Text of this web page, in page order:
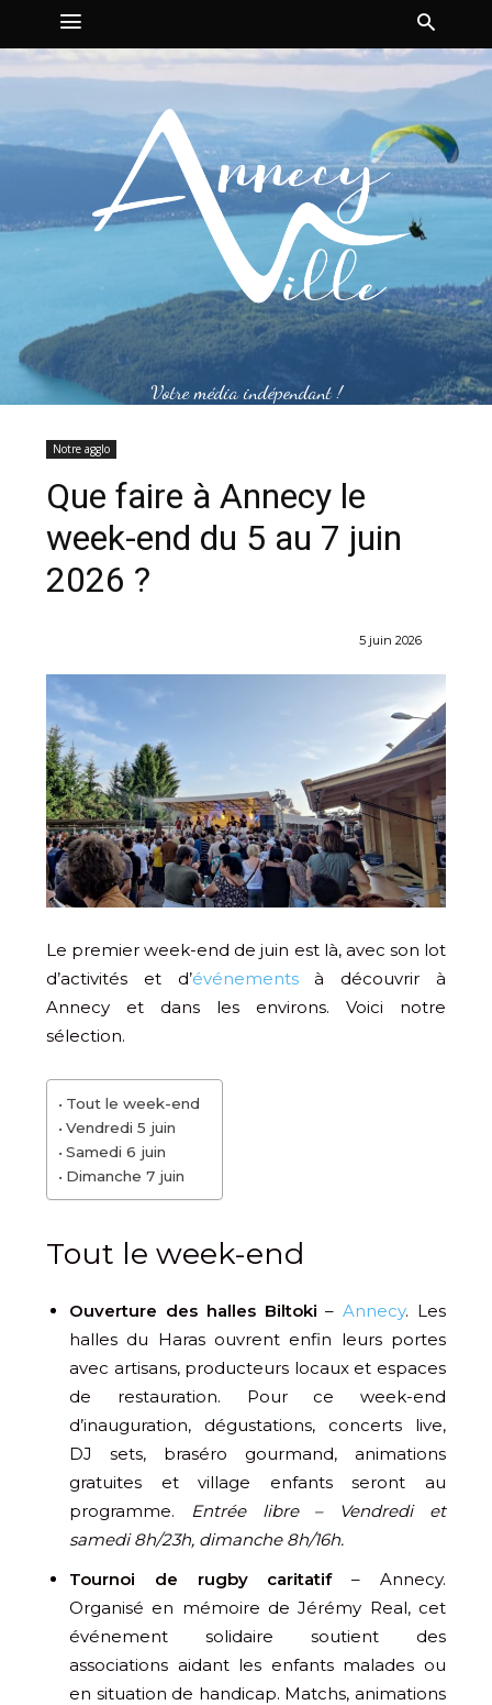
Votre média indépendant !
Notre agglo
Que faire à Annecy le
week-end du 5 au 7 juin
2026 ?
5 juin 2026
Le premier week-end de juin est là, avec son lot
d’activités et d’événementsà découvrir à
Annecy et dans les environs. Voici notre
sélection.
Tout le week-end
Vendredi 5 juin
Samedi 6 juin
Dimanche 7 juin
Tout le week-end
Ouverture des halles Biltoki –Annecy. Les
halles du Haras ouvrent enfin leurs portes
avec artisans, producteurs locaux et espaces
de restauration. Pour ce week-end
d’inauguration, dégustations, concerts live,
DJ sets, braséro gourmand, animations
gratuites et village enfants seront au
programme. Entrée libre – Vendredi et
samedi 8h/23h, dimanche 8h/16h.
Tournoi de rugby caritatif– Annecy.
Organisé en mémoire deJérémy Real, cet
événement solidaire soutient des
associations aidant les enfants malades ou
en situation de handicap. Matchs, animations